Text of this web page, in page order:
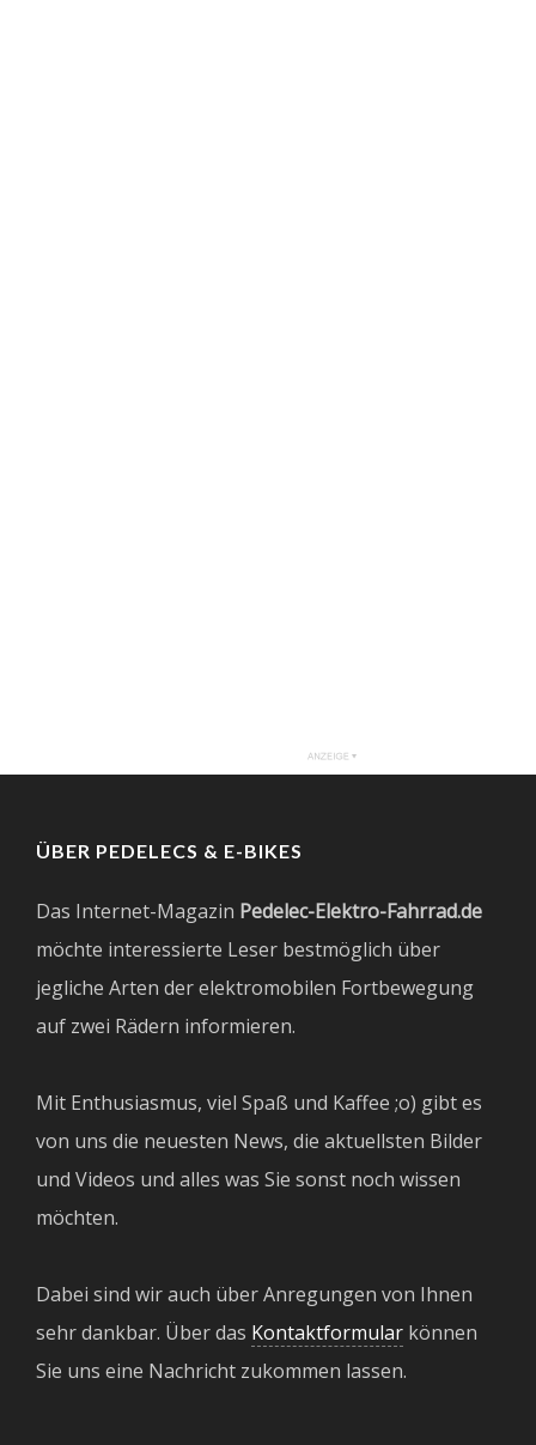
ÜBER PEDELECS & E-BIKES
Das Internet-Magazin Pedelec-Elektro-Fahrrad.de
möchte interessierte Leser bestmöglich über
jegliche Arten der elektromobilen Fortbewegung
auf zwei Rädern informieren.
Mit Enthusiasmus, viel Spaß und Kaffee ;o) gibt es
von uns die neuesten News, die aktuellsten Bilder
und Videos und alles was Sie sonst noch wissen
möchten.
Dabei sind wir auch über Anregungen von Ihnen
sehr dankbar. Über das Kontaktformular können
Sie uns eine Nachricht zukommen lassen.